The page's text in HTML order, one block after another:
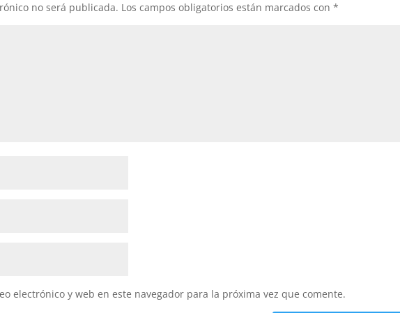
no será publicada. Los campos obligatorios están marcados con*
electrónico y web en este navegador para la próxima vez que comente.